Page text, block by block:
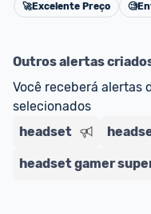
🚀Excelente Preço 🧐
Outros alertas
Você receberá alertas
selecionados
headset
headset gamer